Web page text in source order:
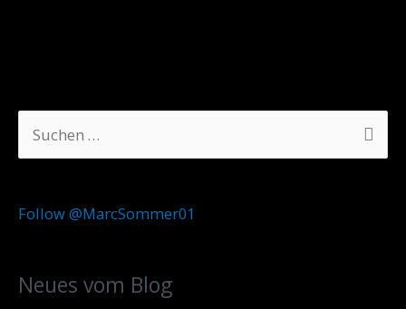
u
h
n
Follow @MarcSommer01
Neues vom Blog
h
e
r